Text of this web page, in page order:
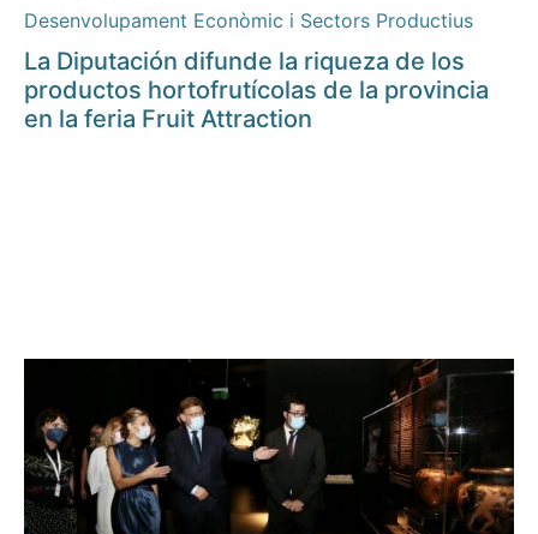
Desenvolupament Econòmic i Sectors Productius
La Diputación difunde la riqueza de los
productos hortofrutícolas de la provincia
en la feria Fruit Attraction